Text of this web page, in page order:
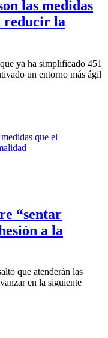
las medidas
reducir la
ya ha simplificado 451
un entorno más ágil
“sentar
a la
que atenderán las
en la siguiente